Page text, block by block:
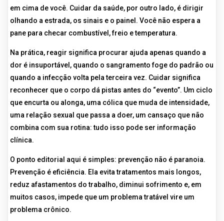
em cima de você. Cuidar da saúde, por outro lado, é dirigir
olhando a estrada, os sinais e o painel. Você não espera a
pane para checar combustível, freio e temperatura.
Na prática, reagir significa procurar ajuda apenas quando a
dor é insuportável, quando o sangramento foge do padrão ou
quando a infecção volta pela terceira vez. Cuidar significa
reconhecer que o corpo dá pistas antes do “evento”. Um ciclo
que encurta ou alonga, uma cólica que muda de intensidade,
uma relação sexual que passa a doer, um cansaço que não
combina com sua rotina: tudo isso pode ser informação
clínica.
O ponto editorial aqui é simples: prevenção não é paranoia.
Prevenção é eficiência. Ela evita tratamentos mais longos,
reduz afastamentos do trabalho, diminui sofrimento e, em
muitos casos, impede que um problema tratável vire um
problema crônico.